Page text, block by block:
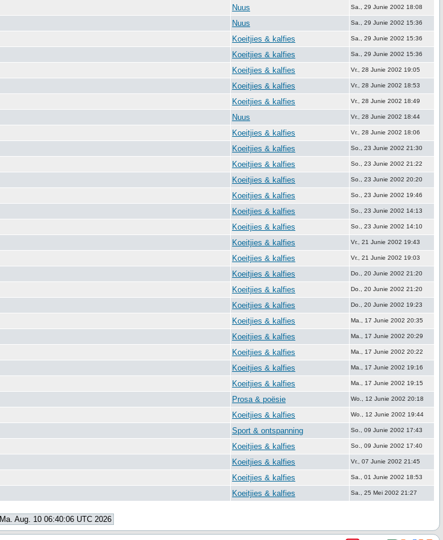
Nuus Sa., 29 Junie 2002 18:08
Nuus Sa., 29 Junie 2002 15:36
Koeitjies & kalfies Sa., 29 Junie 2002 15:36
Koeitjies & kalfies Sa., 29 Junie 2002 15:36
Koeitjies & kalfies Vr., 28 Junie 2002 19:05
Koeitjies & kalfies Vr., 28 Junie 2002 18:53
Koeitjies & kalfies Vr., 28 Junie 2002 18:49
Nuus Vr., 28 Junie 2002 18:44
Koeitjies & kalfies Vr., 28 Junie 2002 18:06
Koeitjies & kalfies So., 23 Junie 2002 21:30
Koeitjies & kalfies So., 23 Junie 2002 21:22
Koeitjies & kalfies So., 23 Junie 2002 20:20
Koeitjies & kalfies So., 23 Junie 2002 19:46
Koeitjies & kalfies So., 23 Junie 2002 14:13
Koeitjies & kalfies So., 23 Junie 2002 14:10
Koeitjies & kalfies Vr., 21 Junie 2002 19:43
Koeitjies & kalfies Vr., 21 Junie 2002 19:03
Koeitjies & kalfies Do., 20 Junie 2002 21:20
Koeitjies & kalfies Do., 20 Junie 2002 21:20
Koeitjies & kalfies Do., 20 Junie 2002 19:23
Koeitjies & kalfies Ma., 17 Junie 2002 20:35
Koeitjies & kalfies Ma., 17 Junie 2002 20:29
Koeitjies & kalfies Ma., 17 Junie 2002 20:22
Koeitjies & kalfies Ma., 17 Junie 2002 19:16
Koeitjies & kalfies Ma., 17 Junie 2002 19:15
Prosa & poësie Wo., 12 Junie 2002 20:18
Koeitjies & kalfies Wo., 12 Junie 2002 19:44
Sport & ontspanning So., 09 Junie 2002 17:43
Koeitjies & kalfies So., 09 Junie 2002 17:40
Koeitjies & kalfies Vr., 07 Junie 2002 21:45
Koeitjies & kalfies Sa., 01 Junie 2002 18:53
Koeitjies & kalfies Sa., 25 Mei 2002 21:27
Ma. Aug. 10 06:40:06 UTC 2026